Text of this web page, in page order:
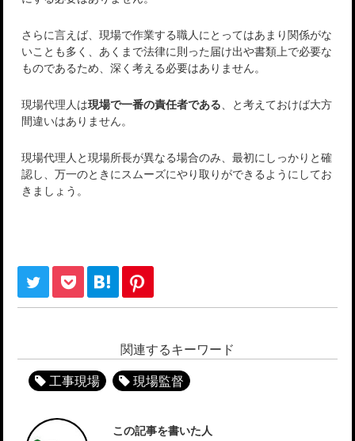
さらに言えば、現場で作業する職人にとってはあまり関係がな
いことも多く、あくまで法律に則った届け出や書類上で必要な
ものであるため、深く考える必要はありません。
現場代理人は現場で一番の責任者である 、と考えておけば大方
間違いはありません。
現場代理人と現場所長が異なる場合のみ、最初にしっかりと確
認し、万一のときにスムーズにやり取りができるようにしてお
きましょう。
関連するキーワード
工事現場
現場監督
この記事を書いた人